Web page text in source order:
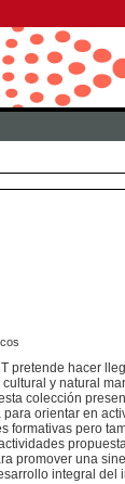
pretende hacer
y natural
colección
orientar en
formativas pero
promover una
integral del